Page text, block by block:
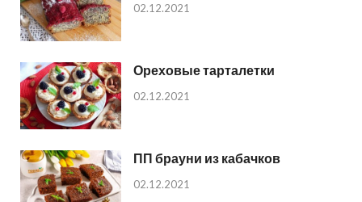
02.12.2021
Ореховые тарталетки
02.12.2021
ПП брауни из кабачков
02.12.2021